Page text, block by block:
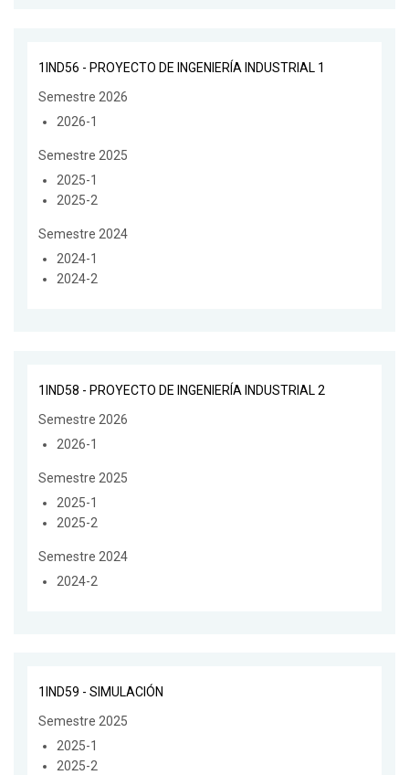
1IND56 - PROYECTO DE INGENIERÍA INDUSTRIAL 1
Semestre 2026
2026-1
Semestre 2025
2025-1
2025-2
Semestre 2024
2024-1
2024-2
1IND58 - PROYECTO DE INGENIERÍA INDUSTRIAL 2
Semestre 2026
2026-1
Semestre 2025
2025-1
2025-2
Semestre 2024
2024-2
1IND59 - SIMULACIÓN
Semestre 2025
2025-1
2025-2